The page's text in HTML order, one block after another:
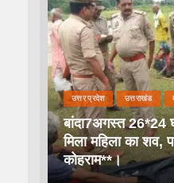
उत्तर प्रदेश उत्तराखंड
बांदा7अगस्त 26*24
मिला महिला का शव,
कोहराम**।